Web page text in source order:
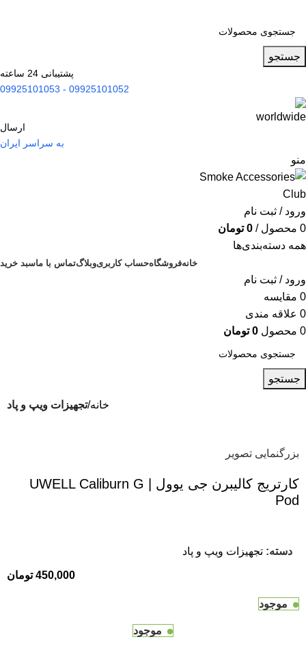
جستجو
پشتیبانی 24 ساعته
09925101052 - 09925101053
ارسال
به سراسر ایران
منو
ورود / ثبت نام
0 محصول /
0 تومان
همه دسته‌بندی‌ها
خانهفروشگاهحساب کاربریوبلاگتماس با ماسبد خرید
ورود / ثبت نام
0 مقایسه
0 علاقه مندی
0 محصول 0 تومان
جستجو
خانه تجهیزات ویپ و پاد
بزرگنمایی تصویر
کارتریج کالیبرن جی یوول | UWELL Caliburn G
Pod
دسته: تجهیزات ویپ و پاد
450,000 تومان
موجود
موجود